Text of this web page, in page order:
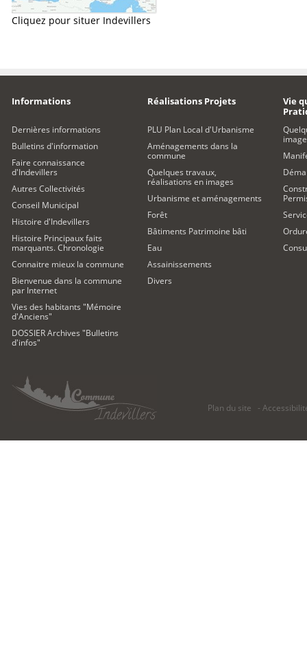
Cliquez pour situer Indevillers
Informations
Dernières informations
Bulletins d'information
Faire connaissance
d'Indevillers
Autres Collectivités
Conseil Municipal
Histoire d'Indevillers
Histoire Principaux faits
marquants. Chronologie
Connaitre mieux la commune
Bienvenue dans la commune
par Internet
Vies des habitants "Mémoire
d'Anciens"
DOSSIER Archives "Bulletins
d'infos"
Réalisations Projets
PLU Plan Local d'Urbanisme
Aménagements dans la
commune
Quelques travaux,
réalisations en images
Urbanisme et aménagements
Forêt
Bâtiments Patrimoine bâti
Eau
Assainissements
Divers
Vie
Plan du site